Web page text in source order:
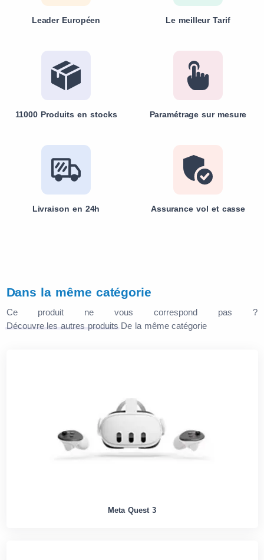
Leader Européen Le meilleur Tarif
11000 Produits en stocks Paramétrage sur mesure
Livraison en 24h Assurance vol et casse
Dans la même catégorie
Ce produit ne vous correspond pas ?
Découvre les autres produits De la même catégorie
Meta Quest 3